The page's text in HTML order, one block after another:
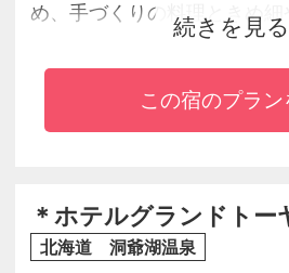
め、手づくりの料理ときめ
モットーとして、お世話して
続きを見る
この宿のプラン
＊ホテルグランドトー
北海道 洞爺湖温泉